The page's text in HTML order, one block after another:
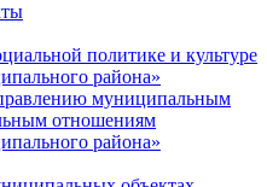
политике и культуре
района»
муниципальным
отношениям
района»